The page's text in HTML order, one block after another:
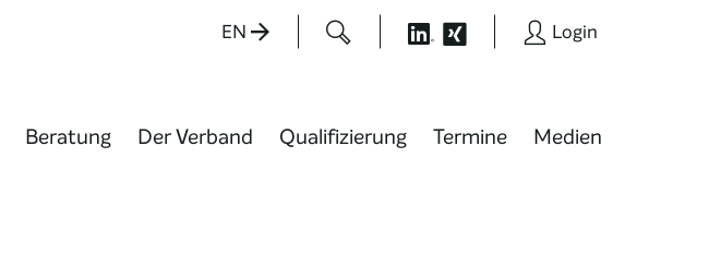
EN Login
Beratung Der Verband Qualifizierung Termine Medien